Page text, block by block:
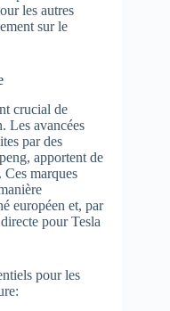
les autres
sur le
crucial de
Les avancées
par des
apportent de
marques
européen et, par
pour Tesla
pour les